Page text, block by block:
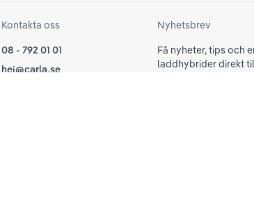
Kontakta oss
08 - 792 01 01
hej@carla.se
Nyhetsbrev
Få nyheter, tips och
laddhybrider direkt